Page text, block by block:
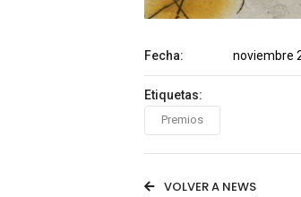
Fecha: noviembre
Etiquetas:
Premios
VOLVER A NEWS